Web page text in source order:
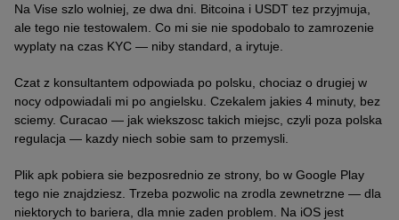
Na Vise szlo wolniej, ze dwa dni. Bitcoina i USDT tez przyjmuja,
ale tego nie testowalem. Co mi sie nie spodobalo to zamrozenie
wyplaty na czas KYC — niby standard, a irytuje.
Czat z konsultantem odpowiada po polsku, chociaz o drugiej w
nocy odpowiadali mi po angielsku. Czekalem jakies 4 minuty, bez
sciemy. Curacao — jak wiekszosc takich miejsc, czyli poza polska
regulacja — kazdy niech sobie sam to przemysli.
Plik apk pobiera sie bezposrednio ze strony, bo w Google Play
tego nie znajdziesz. Trzeba pozwolic na zrodla zewnetrzne — dla
niektorych to bariera, dla mnie zaden problem. Na iOS jest